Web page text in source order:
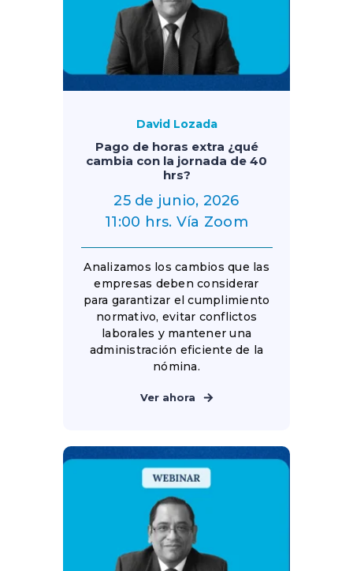
David Lozada
Pago de horas extra ¿qué
cambia con la jornada de 40
hrs?
25 de junio, 2026
11:00 hrs. Vía Zoom
Analizamos los cambios que las
empresas deben considerar
para garantizar el cumplimiento
normativo, evitar conflictos
laborales y mantener una
administración eficiente de la
nómina.
Ver ahora